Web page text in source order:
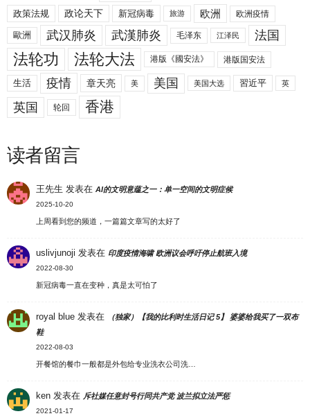
政策法规 政论天下 新冠病毒 旅游 欧洲 欧洲疫情
歐洲 武汉肺炎 武漢肺炎 毛泽东 江泽民 法国
法轮功 法轮大法 港版《國安法》 港版国安法
生活 疫情 章天亮 美 美国 美国大选 習近平 英
英国 轮回 香港
读者留言
王先生 发表在AI的文明意蕴之一：单一空间的文明症候
2025-10-20
上周看到您的频道，一篇篇文章写的太好了
uslivjunoji 发表在 印度疫情海啸 欧洲议会呼吁停止航班入境
2022-08-30
新冠病毒一直在变种，真是太可怕了
royal blue 发表在
（独家）【我的比利时生活日记 5】 婆婆给我买了一双布
鞋
2022-08-03
开餐馆的餐巾一般都是外包给专业洗衣公司洗…
ken 发表在 斥社媒任意封号行同共产党 波兰拟立法严惩
2021-01-17